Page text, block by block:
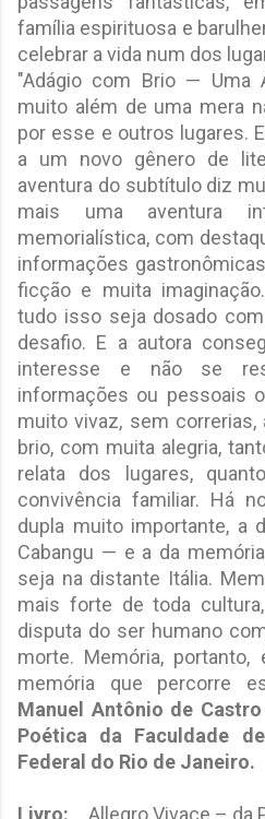
família espirituosa e
celebrar a vida num dos
"Adágio com Brio — Uma
muito além de uma mera
por esse e outros lugares.
a um novo gênero de
aventura do subtítulo diz
mais uma aventura
memorialística, com
informações
ficção e muita
tudo isso seja dosado
desafio. E a autora
interesse e não se
informações ou pessoais
muito vivaz, sem
brio, com muita alegria,
relata dos lugares,
convivência familiar. Há
dupla muito importante, a
Cabangu — e a da
seja na distante Itália.
mais forte de toda
disputa do ser humano
morte. Memória,
memória que percorre
Manuel Antônio de
Poética da Faculdade
Federal do Rio de Janeiro.
Livro: Allegro Vivace – da